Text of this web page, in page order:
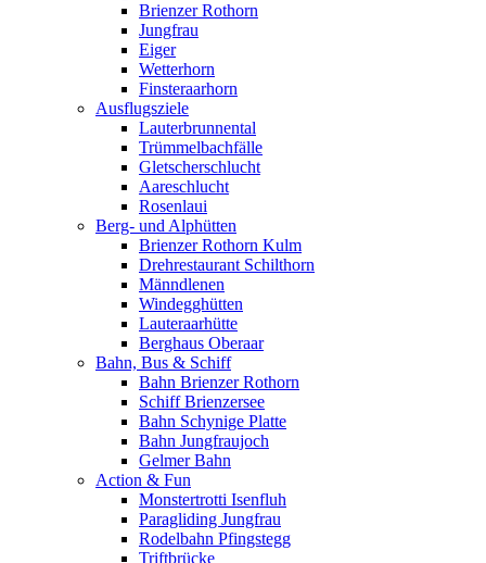
Brienzer Rothorn
Jungfrau
Eiger
Wetterhorn
Finsteraarhorn
Ausflugsziele
Lauterbrunnental
Trümmelbachfälle
Gletscherschlucht
Aareschlucht
Rosenlaui
Berg- und Alphütten
Brienzer Rothorn Kulm
Drehrestaurant Schilthorn
Männdlenen
Windegghütten
Lauteraarhütte
Berghaus Oberaar
Bahn, Bus & Schiff
Bahn Brienzer Rothorn
Schiff Brienzersee
Bahn Schynige Platte
Bahn Jungfraujoch
Gelmer Bahn
Action & Fun
Monstertrotti Isenfluh
Paragliding Jungfrau
Rodelbahn Pfingstegg
Triftbrücke